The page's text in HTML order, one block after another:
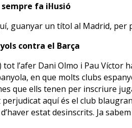
fa il·lusió
guanyar un títol al Madrid, per
contra el Barça
l’afer Dani Olmo i Pau Víctor
en que molts clubs
que ells tenen per inscriure
aquí és el club
estat desinscrits. Ja